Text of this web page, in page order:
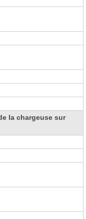
la chargeuse sur